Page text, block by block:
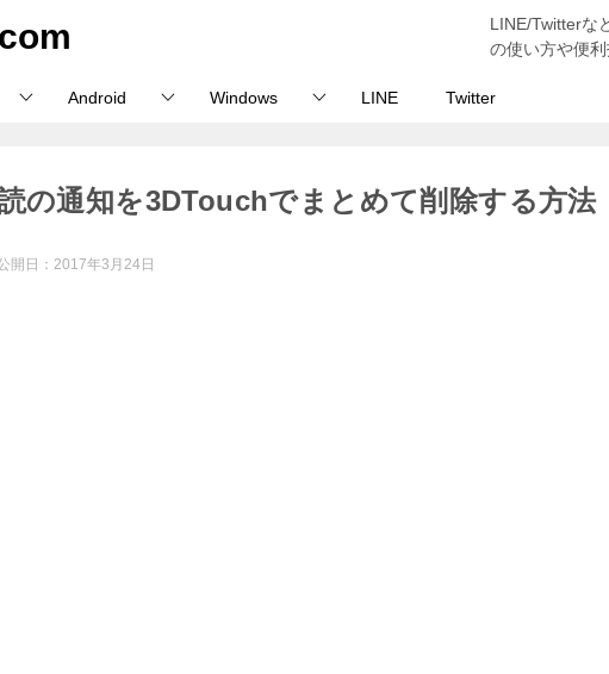
LINE/Twitterな
の使い方や便
Android Windows LINE Twitter
の通知を3DTouchでまとめて削除する方法
開日： 2017年3月24日